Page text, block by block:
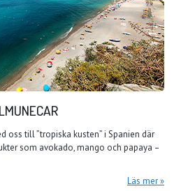
oss till ”tropiska kusten” i Spanien där
som avokado, mango och papaya –
Läs mer